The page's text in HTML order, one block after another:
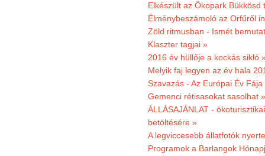
Elkészült az Ökopark
Élménybeszámoló az Orfűről
Zöld ritmusban - Ismét
Klaszter tagjai »
2016 év hüllője a kockás sikló
Melyik faj legyen az év hala
Szavazás - Az Európai Év
Gemenci rétisasokat sasolhat »
ÁLLÁSAJÁNLAT -
betöltésére »
A legviccesebb állatfotók
Programok a Barlangok